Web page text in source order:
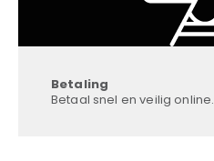
Betaling
Betaal snel en veilig online.